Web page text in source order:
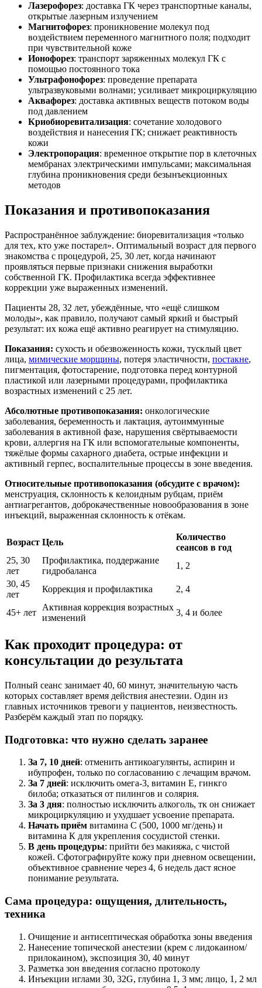
Лазерофорез: доставка ГК через транспортные каналы,
открытые лазерным излучением
Магнитофорез: проникновение молекул под
воздействием переменного магнитного поля; подходит
при чувствительной коже
Ионофорез: транспорт заряженных молекул ГК с
помощью постоянного тока
Ультрафонофорез: проведение препарата
ультразвуковыми волнами; усиливает микроциркуляцию
Аквафорез: доставка активных веществ потоком воды
под давлением
Криобиоревитализация: сочетание холодового
воздействия и нанесения ГК; снижает реактивность
кожи
Электропорация: временное открытие пор в клеточных
мембранах электрическими импульсами; максимальная
глубина проникновения среди безынъекционных
методов
Показания и противопоказания
Распространённое заблуждение: биоревитализация «только
для тех, кто уже постарел». Оптимальный возраст для первого
знакомства с процедурой, 25, 30 лет, когда начинают
проявляться первые признаки снижения выработки
собственной ГК. Профилактика всегда эффективнее
коррекции уже выраженных изменений.
Пациенты 28, 32 лет, убеждённые, что «ещё слишком
молоды», как правило, получают самый яркий и быстрый
результат: их кожа ещё активно реагирует на стимуляцию.
Показания: сухость и обезвоженность кожи, тусклый цвет
лица, мимические морщины, потеря эластичности, постакне,
пигментация, фотостарение, подготовка перед контурной
пластикой или лазерными процедурами, профилактика
возрастных изменений с 25 лет.
Абсолютные противопоказания: онкологические
заболевания, беременность и лактация, аутоиммунные
заболевания в активной фазе, нарушения свёртываемости
крови, аллергия на ГК или вспомогательные компоненты,
тяжёлые формы сахарного диабета, острые инфекции и
активный герпес, воспалительные процессы в зоне введения.
Относительные противопоказания (обсудите с врачом):
менструация, склонность к келоидным рубцам, приём
антиагрегантов, доброкачественные новообразования в зоне
инъекций, выраженная склонность к отёкам.
Возраст Цель
Количество
сеансов в год
25, 30
лет
Профилактика, поддержание
гидробаланса
1, 2
30, 45
лет
Коррекция и профилактика 2, 4
45+ лет
Активная коррекция возрастных
изменений
3, 4 и более
Как проходит процедура: от
консультации до результата
Полный сеанс занимает 40, 60 минут, значительную часть
которых составляет время действия анестезии. Один из
главных источников тревоги у пациентов, неизвестность.
Разберём каждый этап по порядку.
Подготовка: что нужно сделать заранее
За 7, 10 дней: отменить антикоагулянты, аспирин и
ибупрофен, только по согласованию с лечащим врачом.
За 7 дней: исключить омега-3, витамин Е, гинкго
билоба; отказаться от пилингов и солярия.
За 3 дня: полностью исключить алкоголь, тк он снижает
микроциркуляцию и ухудшает усвоение препарата.
Начать приём витамина С (500, 1000 мг/день) и
витамина К для укрепления сосудистой стенки.
В день процедуры: прийти без макияжа, с чистой
кожей. Сфотографируйте кожу при дневном освещении,
объективное сравнение через 4, 6 недель даст ясное
понимание результата.
Сама процедура: ощущения, длительность,
техника
Очищение и антисептическая обработка зоны введения
Нанесение топической анестезии (крем с лидокаином/
прилокаином), экспозиция 30, 40 минут
Разметка зон введения согласно протоколу
Инъекции иглами 30, 32G, глубина 1, 3 мм; лицо, 1, 2 мл